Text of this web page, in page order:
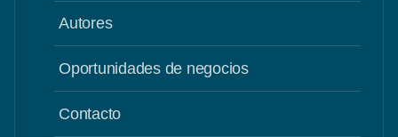
Autores
Oportunidades de negocios
Contacto